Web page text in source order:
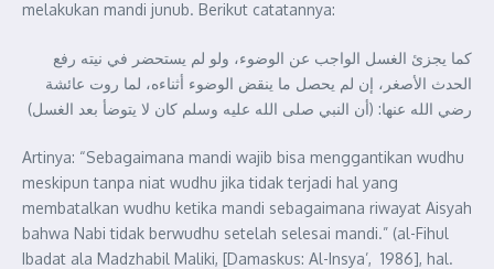
melakukan mandi junub. Berikut catatannya:
كما يجزئ الغسل الواجب عن الوضوء، ولو لم يستحضر في نيته رفع
الحدث الأصغر، إن لم يحصل ما ينقض الوضوء أثناءه، لما روت عائشة
رضي الله عنها: (أن النبي صلى الله عليه وسلم ‌كان ‌لا ‌يتوضأ ‌بعد ‌الغسل)
Artinya: “Sebagaimana mandi wajib bisa menggantikan wudhu
meskipun tanpa niat wudhu jika tidak terjadi hal yang
membatalkan wudhu ketika mandi sebagaimana riwayat Aisyah
bahwa Nabi tidak berwudhu setelah selesai mandi.” (al-Fihul
Ibadat ala Madzhabil Maliki, [Damaskus: Al-Insya’, 1986], hal.